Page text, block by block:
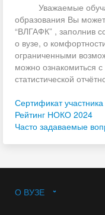
Уважаемые
образования Вы
“ВЛГАФК” , заполнив
о вузе, о
ограниченными
можно ознакомиться
статистической
Сертификат
Рейтинг НОКО 2024
Часто задаваемые
О ВУЗЕ